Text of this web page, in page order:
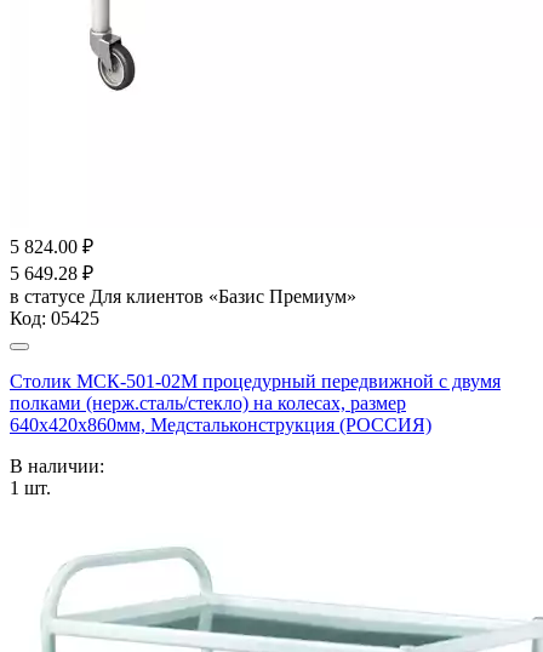
5 824.00 ₽
5 649.28 ₽
в статусе Для клиентов «Базис Премиум»
Код: 05425
Столик МСК-501-02М процедурный передвижной с двумя
полками (нерж.сталь/стекло) на колесах, размер
640х420х860мм, Медстальконструкция (РОССИЯ)
В наличии:
1 шт.